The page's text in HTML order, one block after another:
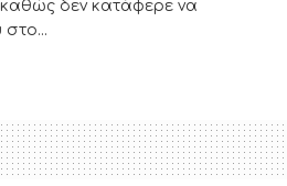
δεν κατάφερε να
στο...